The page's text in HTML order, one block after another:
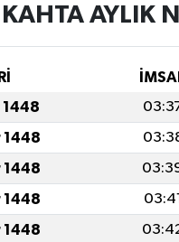
KAHTA AYLIK
1448
1448
1448
1448 03:41
1448